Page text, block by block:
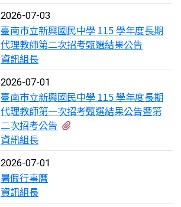
2026-07-03
臺南市立新興國民中學 115 學年度長期
代理教師第二次招考甄選結果公告
資訊組長
2026-07-01
臺南市立新興國民中學 115 學年度長期
代理教師第一次招考甄選結果公告暨第
二次招考公告
資訊組長
2026-07-01
暑假行事曆
資訊組長